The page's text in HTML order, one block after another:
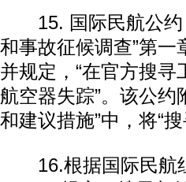
15. 国际民航公约
和事故征候调查”第一
并规定，“在官方搜
航空器失踪”。该公约
和建议措施”中，将“
16.根据国际民航组